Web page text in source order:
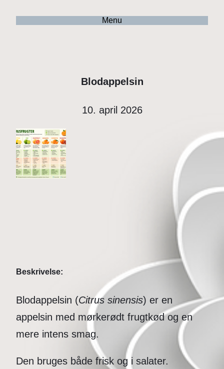
Menu
Blodappelsin
10. april 2026
Beskrivelse:
Blodappelsin (Citrus sinensis) er en
appelsin med mørkerødt frugtkød og en
mere intens smag.
Den bruges både frisk og i salater.